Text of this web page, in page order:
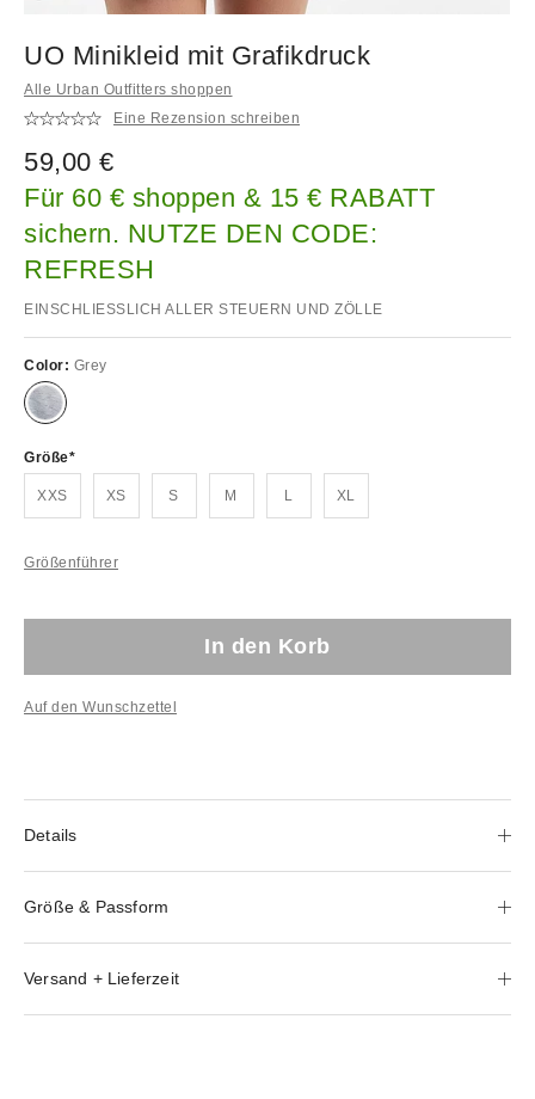
UO Minikleid mit Grafikdruck
Alle Urban Outfitters shoppen
Eine Rezension schreiben
59,00 €
Für 60 € shoppen & 15 € RABATT
sichern. NUTZE DEN CODE:
REFRESH
EINSCHLIESSLICH ALLER STEUERN UND ZÖLLE
Color: Grey
Größe
XXS XS S M L XL
Größenführer
In den Korb
Auf den Wunschzettel
Details
Größe & Passform
Versand + Lieferzeit